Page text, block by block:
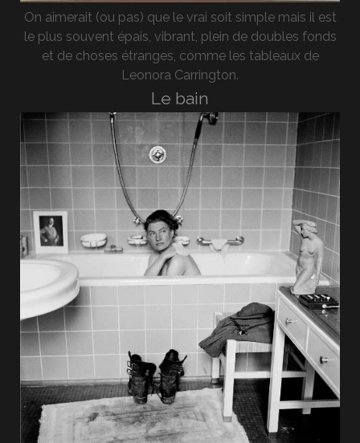
On aimerait (ou pas) que le vrai soit simple mais il est
le plus souvent épais, vibrant, plein de doubles fonds
et de choses étranges, comme les tableaux de
Leonora Carrington.
Le bain